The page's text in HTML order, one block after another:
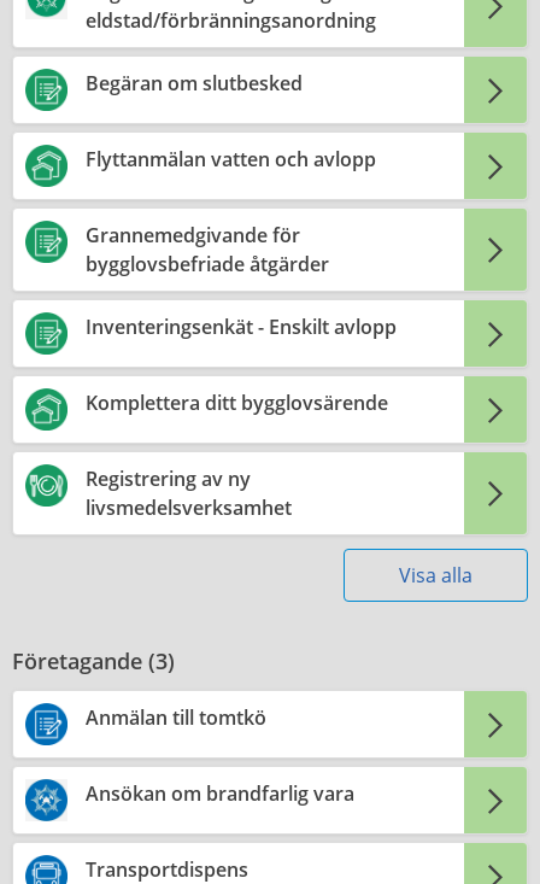
eldstad/förbränningsanordning
Begäran om slutbesked
Flyttanmälan vatten och avlopp
Grannemedgivande för
bygglovsbefriade åtgärder
Inventeringsenkät - Enskilt avlopp
Komplettera ditt bygglovsärende
Registrering av ny
livsmedelsverksamhet
Visa alla
Företagande (3)
Anmälan till tomtkö
Ansökan om brandfarlig vara
Transportdispens